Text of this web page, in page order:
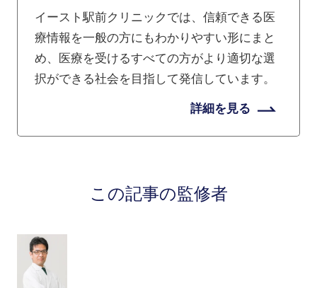
イースト駅前クリニックでは、信頼できる医
療情報を一般の方にもわかりやすい形にまと
め、医療を受けるすべての方がより適切な選
択ができる社会を目指して発信しています。
詳細を見る
この記事の監修者